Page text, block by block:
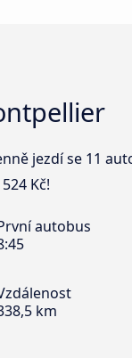
jezdí se 11
Kč!
autobus
km